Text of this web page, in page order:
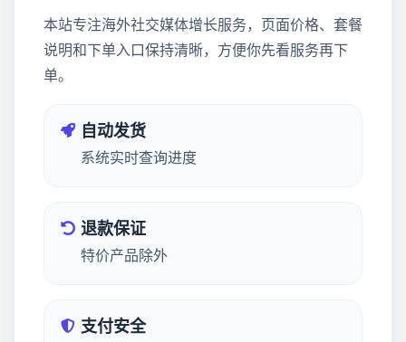
本站专注海外社交媒体增长服务，页面价格、套餐
说明和下单入口保持清晰，方便你先看服务再下
单。
自动发货
系统实时查询进度
退款保证
特价产品除外
支付安全